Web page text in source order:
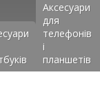
Аксеcуари
для
телефонів
і
планшетів